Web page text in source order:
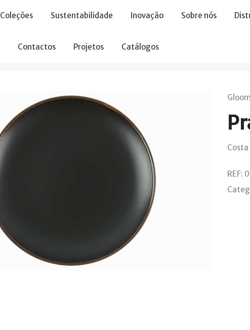
Coleções
Sustentabilidade Inovação Sobre nós
Contactos Projetos Catálogos
REF: